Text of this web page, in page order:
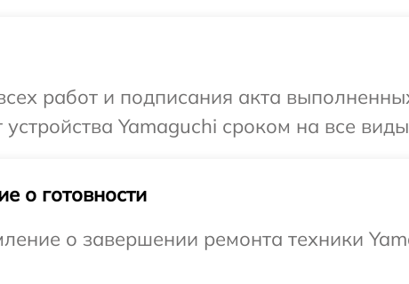
работ и подписания акта
Yamaguchi сроком на все
о готовности
о завершении ремонта техники